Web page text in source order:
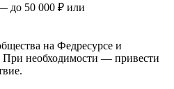
до 50 000 ₽ или
на Федресурсе и
При необходимости — привести